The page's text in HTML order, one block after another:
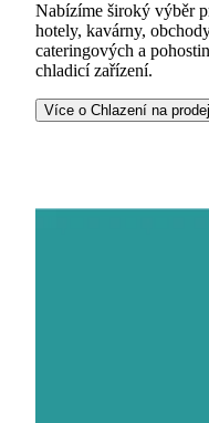
Nabízíme široký výběr
hotely, kavárny,
cateringových a
chladicí zařízení.
Více o Chlazení na